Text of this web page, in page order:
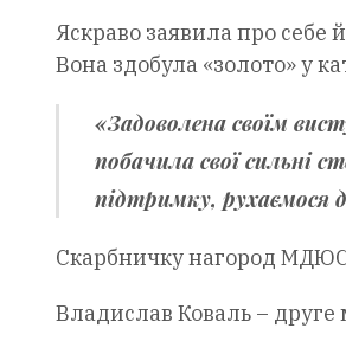
Яскраво заявила про себе
Вона здобула «золото» у
«Задоволена своїм
побачила свої сильні
підтримку, рухаємося
Скарбничку нагород
Владислав Коваль – друге